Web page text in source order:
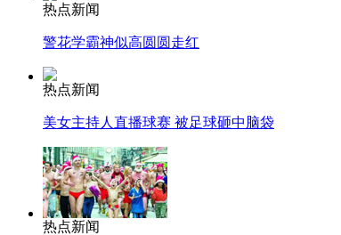
司机酒驾遇交警 急速倒车逃窜
热点新闻
警花学霸神似高圆圆走红
热点新闻
美女主持人直播球赛 被足球砸中脑袋
热点新闻